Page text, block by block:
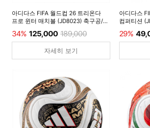
아디다스 FIFA 월드컵 26 트리온다
프로 윈터 매치볼 (JD8023) 축구공/
34% 125,000 189,000
자세히 보기
아디다스
컴퍼티션
29%